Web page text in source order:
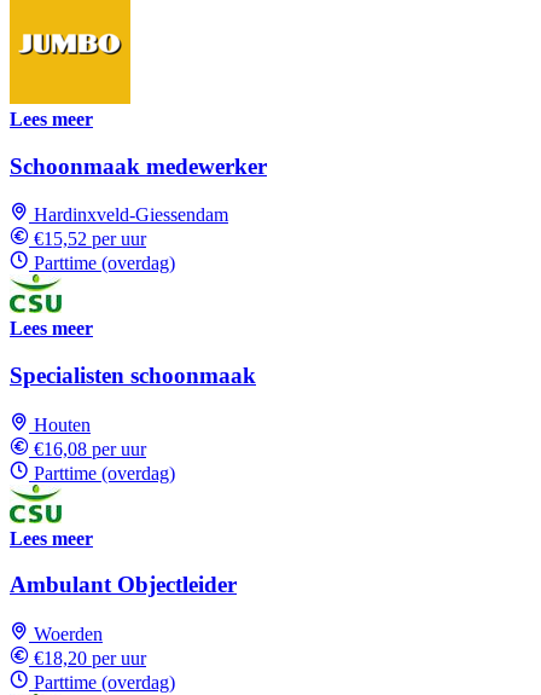
Lees meer
Schoonmaak medewerker
Hardinxveld-Giessendam
€15,52 per uur
Parttime (overdag)
Lees meer
Specialisten schoonmaak
Houten
€16,08 per uur
Parttime (overdag)
Lees meer
Ambulant Objectleider
Woerden
€18,20 per uur
Parttime (overdag)